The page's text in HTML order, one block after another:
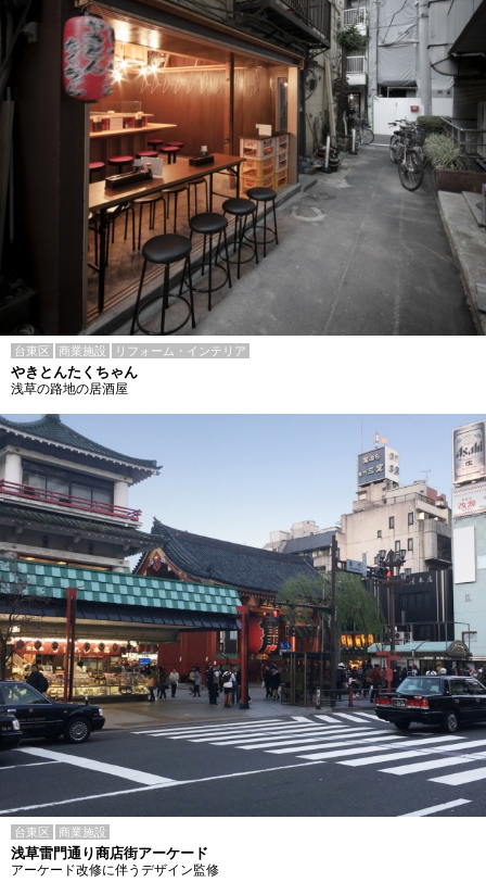
台東区 商業施設 リフォーム・インテリア
やきとんたくちゃん
浅草の路地の居酒屋
台東区 商業施設
浅草雷門通り商店街アーケード
アーケード改修に伴うデザイン監修